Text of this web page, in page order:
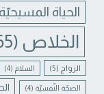
الحياة المسيحيّة
الخلاص (65)
الزواج (5) السلام (4)
الصحّة النّفسيّة (4)